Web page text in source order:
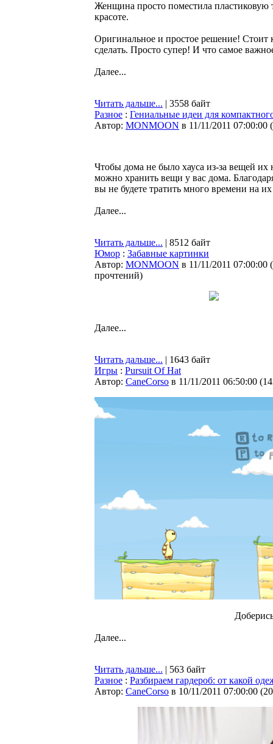
Женщина просто поместила пластиковую
красоте.
Оригинальное и простое решение! Стоит
сделать. Просто супер! И что самое
Далее...
Читать дальше... | 3558 байт
Разное : Гениальные идеи для
Автор: MONMOON в 11/11/2011 07:00:00 (
Чтобы дома не было хауса из-за вещей их
можно хранить вещи у вас дома.
вы не будете тратить много времени на
Далее...
Читать дальше... | 8512 байт
Юмор : Забавные картинки
Автор: MONMOON в 11/11/2011 07:00:00 (
прочтений)
Далее...
Читать дальше... | 1643 байт
Игры : Pursuit Of Hat
Автор: CaneCorso в 11/11/2011 06:50:00 (
Далее...
Читать дальше... | 563 байт
Разное : Разбираем гардероб: от какой
Автор: CaneCorso в 10/11/2011 07:00:00 (